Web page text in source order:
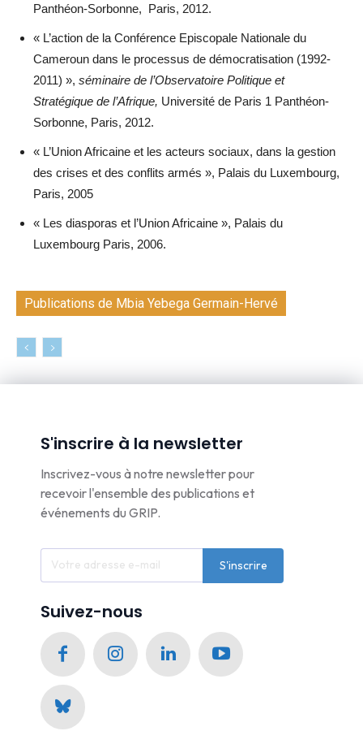
Panthéon-Sorbonne, Paris, 2012.
« L’action de la Conférence Episcopale Nationale du
Cameroun dans le processus de démocratisation (1992-
2011) », séminaire de l’Observatoire Politique et
Stratégique de l’Afrique, Université de Paris 1 Panthéon-
Sorbonne, Paris, 2012.
« L’Union Africaine et les acteurs sociaux, dans la gestion
des crises et des conflits armés », Palais du Luxembourg,
Paris, 2005
« Les diasporas et l’Union Africaine », Palais du
Luxembourg Paris, 2006.
Publications de Mbia Yebega Germain-Hervé
S'inscrire à la newsletter
Inscrivez-vous à notre newsletter pour
recevoir l'ensemble des publications et
événements du GRIP.
S'inscrire
Suivez-nous